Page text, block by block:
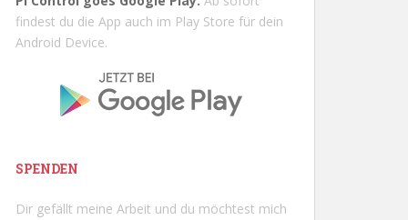
findest du die App auch im Play Store für dein
Android Device.
SPENDEN
Dir gefällt meine Arbeit und du möchtest mich